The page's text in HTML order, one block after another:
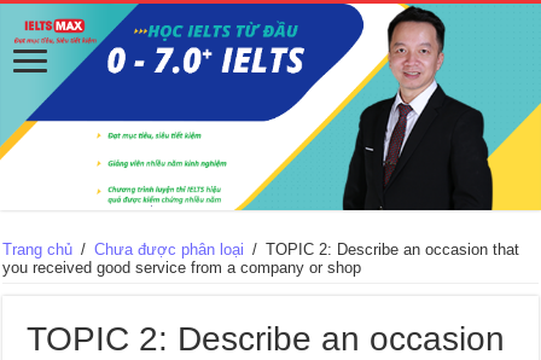
Trang chủ / Chưa được phân loại / TOPIC 2: Describe an occasion that
you received good service from a company or shop
TOPIC 2: Describe an occasion